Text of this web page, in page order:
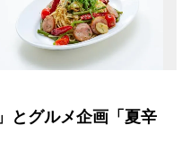
とグルメ企画「夏辛